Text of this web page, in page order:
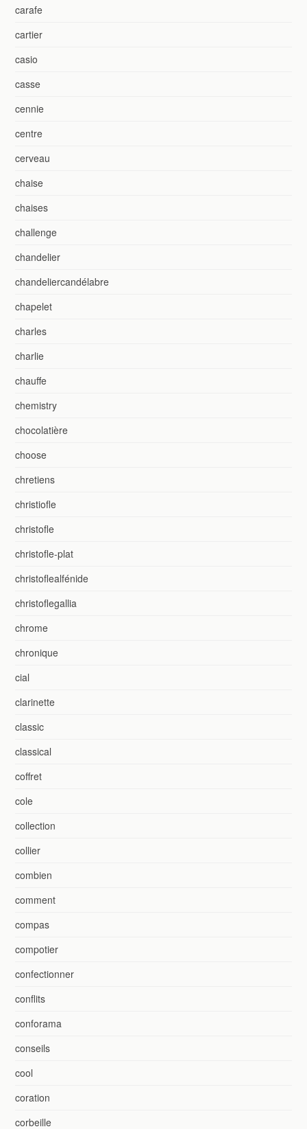
carafe
cartier
casio
casse
cennie
centre
cerveau
chaise
chaises
challenge
chandelier
chandeliercandélabre
chapelet
charles
charlie
chauffe
chemistry
chocolatière
choose
chretiens
christiofle
christofle
christofle-plat
christoflealfénide
christoflegallia
chrome
chronique
cial
clarinette
classic
classical
coffret
cole
collection
collier
combien
comment
compas
compotier
confectionner
conflits
conforama
conseils
cool
coration
corbeille